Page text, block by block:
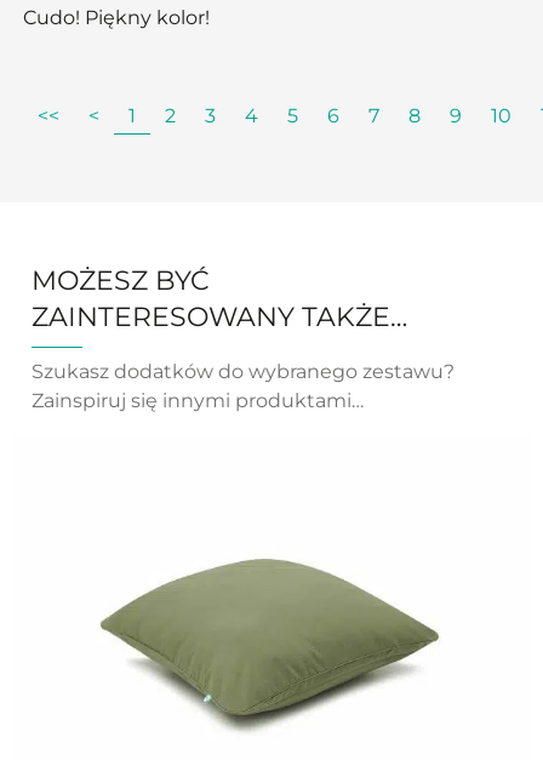
Cudo! Piękny kolor!
<< < 1 2 3 4 5 6 7 8 9 10
MOŻESZ BYĆ
ZAINTERESOWANY TAKŻE…
Szukasz dodatków do wybranego zestawu?
Zainspiruj się innymi produktami…